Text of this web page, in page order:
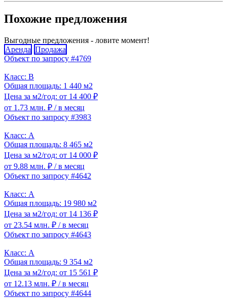
Похожие предложения
Выгодные предложения - ловите момент!
Аренда Продажа
Объект по запросу #4769
Класс: B
Общая площадь: 1 440 м2
Цена за м2/год: от 14 400 ₽
от 1.73 млн. ₽ / в месяц
Объект по запросу #3983
Класс: A
Общая площадь: 8 465 м2
Цена за м2/год: от 14 000 ₽
от 9.88 млн. ₽ / в месяц
Объект по запросу #4642
Класс: A
Общая площадь: 19 980 м2
Цена за м2/год: от 14 136 ₽
от 23.54 млн. ₽ / в месяц
Объект по запросу #4643
Класс: A
Общая площадь: 9 354 м2
Цена за м2/год: от 15 561 ₽
от 12.13 млн. ₽ / в месяц
Объект по запросу #4644